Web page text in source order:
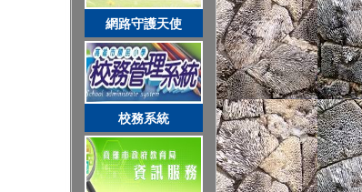
資訊服務入口
智慧財產權
網路守護天使
校務系統